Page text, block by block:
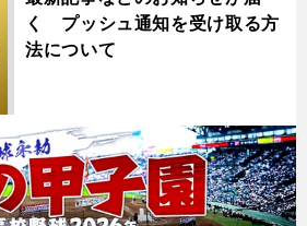
く プッシュ通知を受け取る方
法について